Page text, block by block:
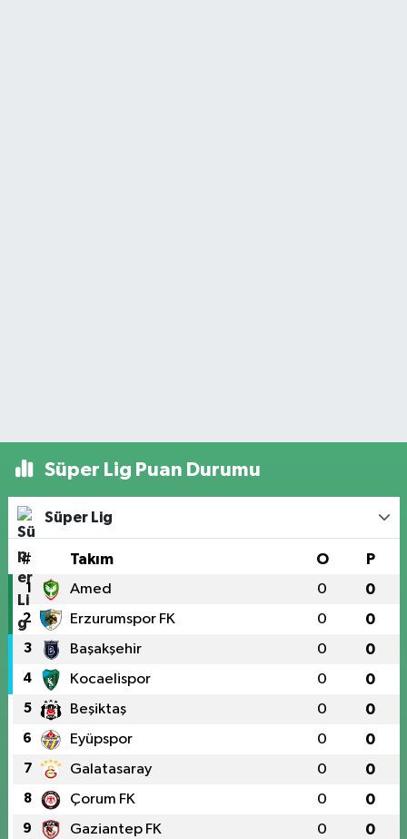
Süper Lig Puan Durumu
Süper Lig
# Takım O P
1 Amed 0 0
2 Erzurumspor FK 0 0
3 Başakşehir 0 0
4 Kocaelispor 0 0
5 Beşiktaş 0 0
6 Eyüpspor 0 0
7 Galatasaray 0 0
8 Çorum FK 0 0
9 Gaziantep FK 0 0